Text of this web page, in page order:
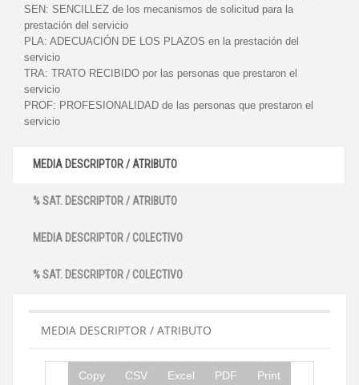
SEN: SENCILLEZ de los mecanismos de solicitud para la
prestación del servicio
PLA: ADECUACIÓN DE LOS PLAZOS en la prestación del
servicio
TRA: TRATO RECIBIDO por las personas que prestaron el
servicio
PROF: PROFESIONALIDAD de las personas que prestaron el
servicio
MEDIA DESCRIPTOR / ATRIBUTO
% SAT. DESCRIPTOR / ATRIBUTO
MEDIA DESCRIPTOR / COLECTIVO
% SAT. DESCRIPTOR / COLECTIVO
MEDIA DESCRIPTOR / ATRIBUTO
Copy CSV Excel PDF Print